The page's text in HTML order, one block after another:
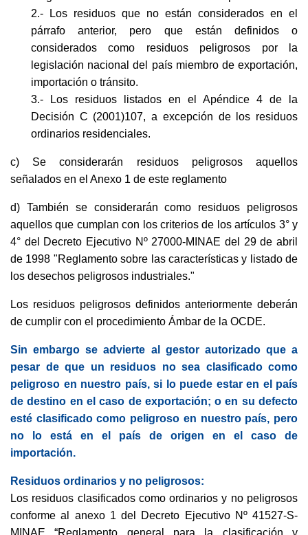
2.- Los residuos que no están considerados en el
párrafo anterior, pero que están definidos o
considerados como residuos peligrosos por la
legislación nacional del país miembro de exportación,
importación o tránsito.
3.- Los residuos listados en el Apéndice 4 de la
Decisión C (2001)107, a excepción de los residuos
ordinarios residenciales.
c) Se considerarán residuos peligrosos aquellos
señalados en el Anexo 1 de este reglamento
d) También se considerarán como residuos peligrosos
aquellos que cumplan con los criterios de los artículos 3° y
4° del Decreto Ejecutivo Nº 27000-MINAE del 29 de abril
de 1998 "Reglamento sobre las características y listado de
los desechos peligrosos industriales."
Los residuos peligrosos definidos anteriormente deberán
de cumplir con el procedimiento Ámbar de la OCDE.
Sin embargo se advierte al gestor autorizado que a
pesar de que un residuos no sea clasificado como
peligroso en nuestro país, si lo puede estar en el país
de destino en el caso de exportación; o en su defecto
esté clasificado como peligroso en nuestro país, pero
no lo está en el país de origen en el caso de
importación.
Residuos ordinarios y no peligrosos:
Los residuos clasificados como ordinarios y no peligrosos
conforme al anexo 1 del Decreto Ejecutivo Nº 41527-S-
MINAE “Reglamento general para la clasificación y